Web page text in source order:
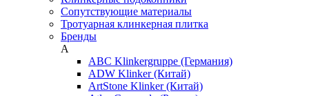
Сопутствующие материалы
Тротуарная клинкерная плитка
Бренды
A
ABC Klinkergruppe (Германия)
ADW Klinker (Китай)
ArtStone Klinker (Китай)